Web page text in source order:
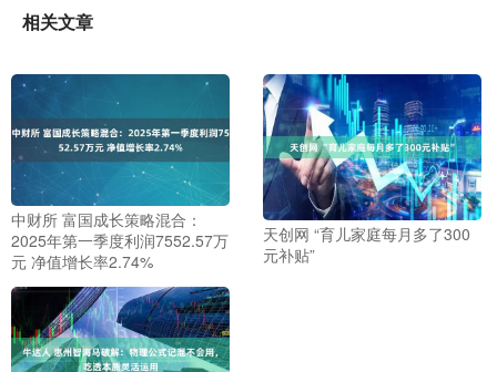
相关文章
中财所 富国成长策略混合：
2025年第一季度利润7552.57万
元 净值增长率2.74%
天创网 “育儿家庭每月多了300
元补贴”